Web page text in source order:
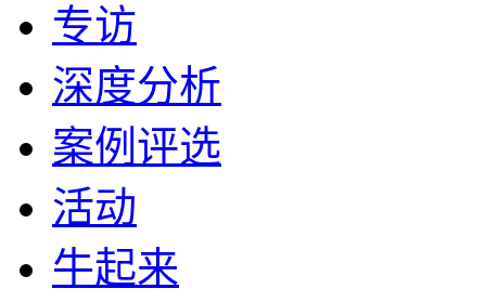
专访
深度分析
案例评选
活动
牛起来